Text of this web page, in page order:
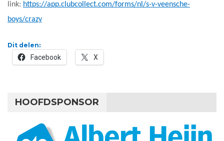
link: https://app.clubcollect.com/forms/nl/s-v-veensche-
boys/crazy
Dit delen:
Facebook X
HOOFDSPONSOR